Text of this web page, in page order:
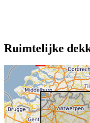
Ruimtelijke